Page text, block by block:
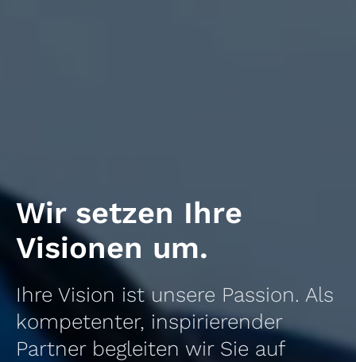
Wir setzen Ihre
Visionen um.
Ihre Vision ist unsere Passion. Als
kompetenter, inspirierender
Partner begleiten wir Sie auf